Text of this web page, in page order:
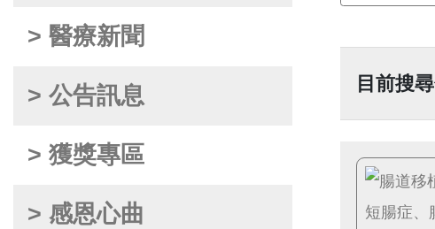
> 醫療新聞
> 公告訊息
> 獲獎專區
> 感恩心曲
目前搜